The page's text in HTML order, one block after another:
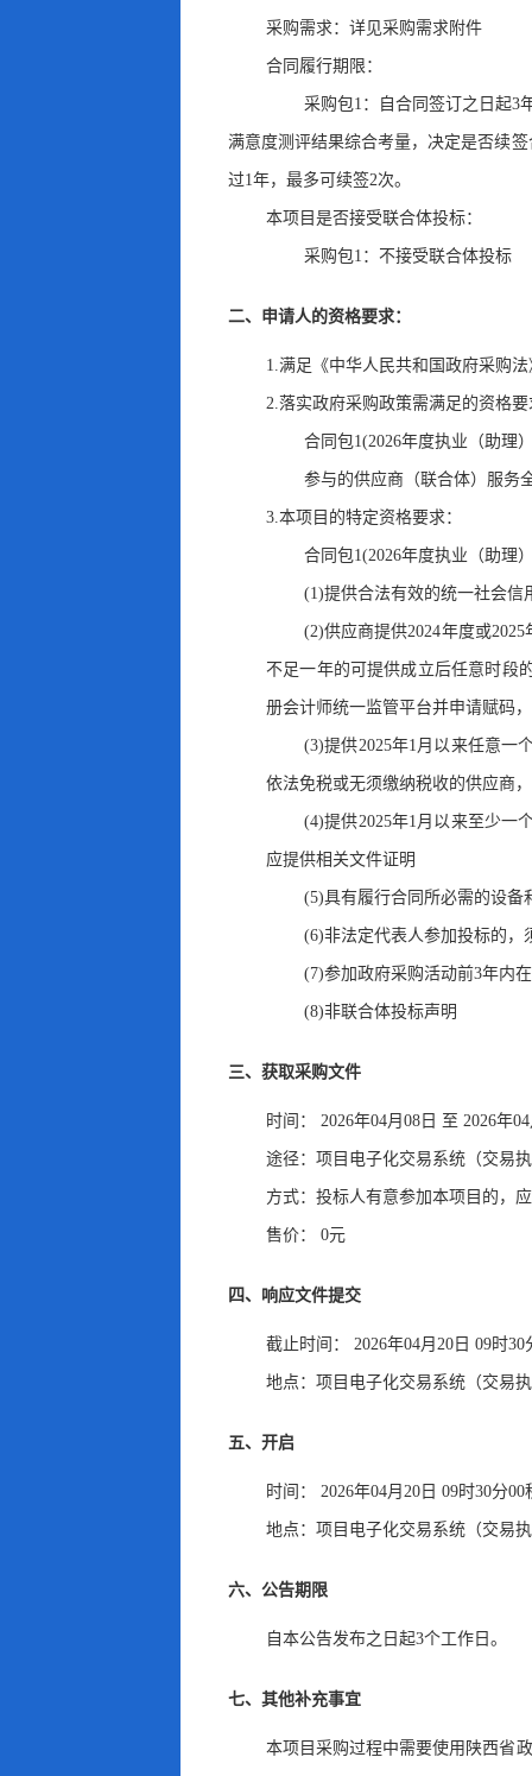
采购需求：详见采购需求附件
合同履行期限：
采购包1：自合同签订之日起3
满意度测评结果综合考量， 决定是否续
过1年， 最多可续签2次。
本项目是否接受联合体投标：
采购包1：不接受联合体投标
二、申请人的资格要求：
1.满足《中华人民共和国政府采购
2.落实政府采购政策需满足的资格要
合同包1(2026年度执业（助理
参与的供应商（联合体）服务
3.本项目的特定资格要求：
合同包1(2026年度执业（助理
(1)提供合法有效的统一社会信
(2)供应商提供2024年度或
不足一年的可提供成立后任意时段
册会计师统一监管平台并申请赋码
(3)提供2025年1月以来任意一
依法免税或无须缴纳税收的供应商，
(4)提供2025年1月以来至少一
应提供相关文件证明
(5)具有履行合同所必需的设备
(6)非法定代表人参加投标的 ，
(7)参加政府采购活动前3年内
(8)非联合体投标声明
三、获取采购文件
时间： 2026年04月08日 至 2026年
途径： 项目电子化交易系统（交易
方式： 投标人有意参加本项目的 ，
售价： 0元
四、响应文件提交
截止时间： 2026年04月20日 09时
地点： 项目电子化交易系统（交易
五、开启
时间： 2026年04月20日 09时30分
地点： 项目电子化交易系统（交易
六、公告期限
自本公告发布之日起3个工作日 。
七、其他补充事宜
本项目采购过程中需要使用陕西省